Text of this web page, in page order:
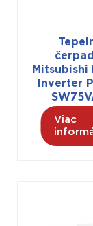
Mitsubishi
Inverter
Viac